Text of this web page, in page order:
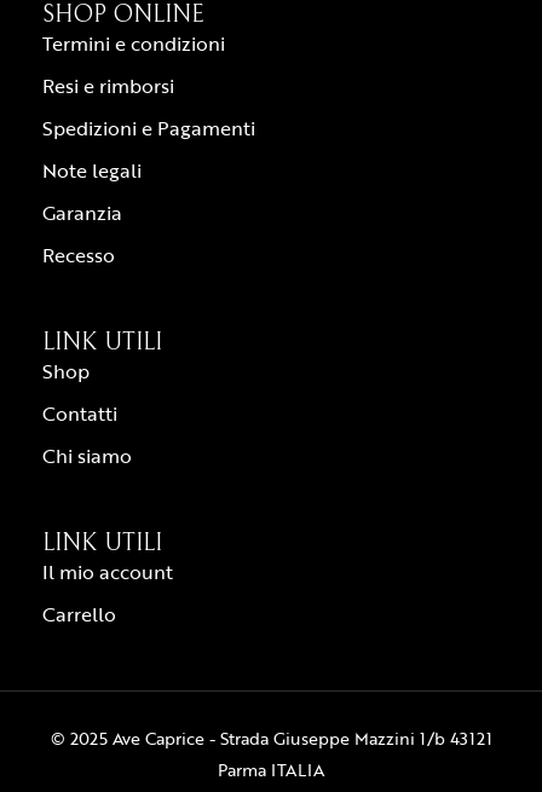
SHOP ONLINE
Termini e condizioni
Resi e rimborsi
Spedizioni e Pagamenti
Note legali
Garanzia
Recesso
LINK UTILI
Shop
Contatti
Chi siamo
LINK UTILI
Il mio account
Carrello
© 2025 Ave Caprice - Strada Giuseppe Mazzini 1/b 43121
Parma ITALIA